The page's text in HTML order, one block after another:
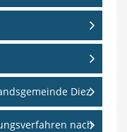
Diez
nach